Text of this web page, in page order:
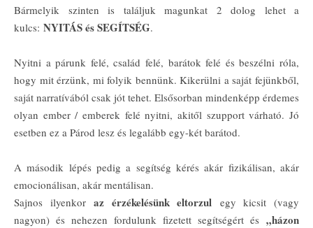
Bármelyik szinten is találjuk magunkat 2 dolog lehet a
kulcs: NYITÁS és SEGÍTSÉG.
Nyitni a párunk felé, család felé, barátok felé és beszélni róla,
hogy mit érzünk, mi folyik bennünk. Kikerülni a saját fejünkből,
saját narratívából csak jót tehet. Elsősorban mindenképp érdemes
olyan ember / emberek felé nyitni, akitől szupport várható. Jó
esetben ez a Párod lesz és legalább egy-két barátod.
A második lépés pedig a segítség kérés akár fizikálisan, akár
emocionálisan, akár mentálisan.
Sajnos ilyenkoraz érzékelésünk eltorzul egy kicsit (vagy
nagyon) és nehezen fordulunk fizetett segítségért és „házon